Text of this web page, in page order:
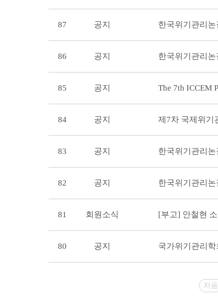
87 공지 한국위기관리
86 공지 한국위기관리
85 공지 The 7th ICCEM
84 공지 제7차 국제위기
83 공지 한국위기관리
82 공지 한국위기관리
81 회원소식 [부고] 안철현
80 공지 국가위기관리
처음